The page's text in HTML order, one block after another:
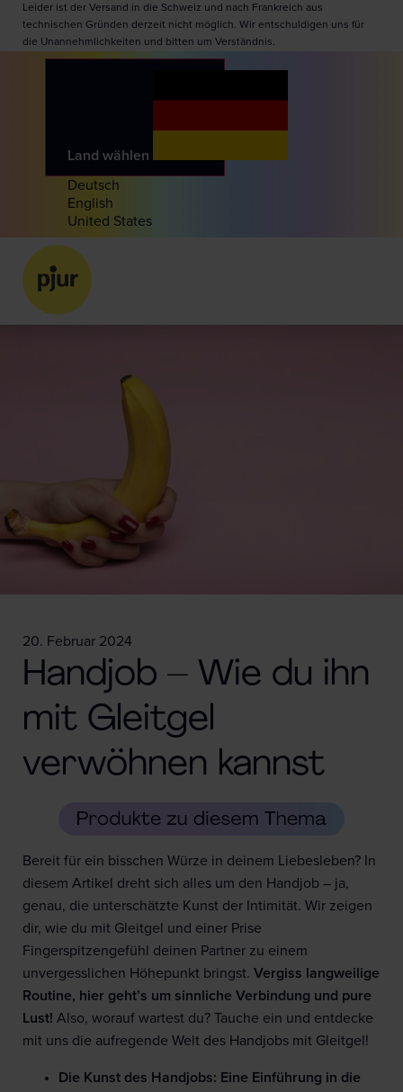
Leider ist der Versand in die Schweiz und nach Frankreich aus
technischen Gründen derzeit nicht möglich. Wir entschuldigen uns für
die Unannehmlichkeiten und bitten um Verständnis.
Land wählen
Deutsch
English
United States
20. Februar 2024
Handjob – Wie du ihn
mit Gleitgel
verwöhnen kannst
Bereit für ein bisschen Würze in deinem Liebesleben? In
diesem Artikel dreht sich alles um den Handjob – ja,
genau, die unterschätzte Kunst der Intimität. Wir zeigen
dir, wie du mit Gleitgel und einer Prise
Fingerspitzengefühl deinen Partner zu einem
unvergesslichen Höhepunkt bringst. Vergiss langweilige
Routine, hier geht’s um sinnliche Verbindung und pure
Lust! Also, worauf wartest du? Tauche ein und entdecke
mit uns die aufregende Welt des Handjobs mit Gleitgel!
Die Kunst des Handjobs: Eine Einführung in die